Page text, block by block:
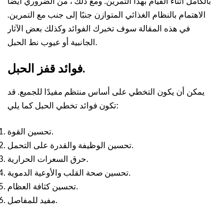
الاهتمام بالنظام الغذائي المتوازن جنبًا إلى جنب مع التمرين.
في هذه المقالة سوف تخبرك الفوائد وكذلك بعض الآثار
الجانبية أو عيوب نط الحبل.
فوائد قفز الحبل.
يمكن أن يكون التخطي على أساس منتظم مفيدًا للجميع. قد
تكون فوائد تخطي الحبل كما يلي:
تحسين القوة.
تحسين الوظيفة والقدرة على التحمل.
حرق السعرات الحرارية.
تحسين صحة القلب والأوعية الدموية.
تحسين كثافة العظام.
مفيد للمفاصل.